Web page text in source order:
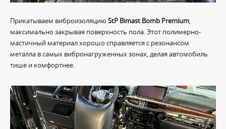
Прикатываем виброизоляцию StP Bimast Bomb Premium,
максимально закрывая поверхность пола. Этот полимерно-
мастичный материал хорошо справляется с резонансом
металла в самых вибронагруженных зонах, делая автомобиль
тише и комфортнее.